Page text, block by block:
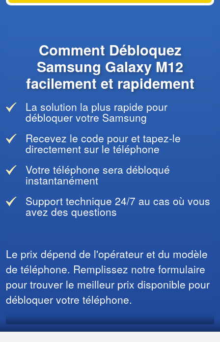
Comment Débloquez
Samsung Galaxy M12
facilement et rapidement
La solution la plus rapide pour
débloquer votre Samsung
Recevez le code pour et tapez-le
directement sur le téléphone
Votre téléphone sera débloqué
instantanément
Support technique 24/7 au cas où vous
avez des questions
Le prix dépend de l'opérateur et du modèle
de téléphone. Remplissez notre formulaire
pour trouver le meilleur prix disponible pour
débloquer votre téléphone.